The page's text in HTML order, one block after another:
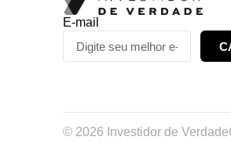
E-mail
© 2026 Investidor de Verdade